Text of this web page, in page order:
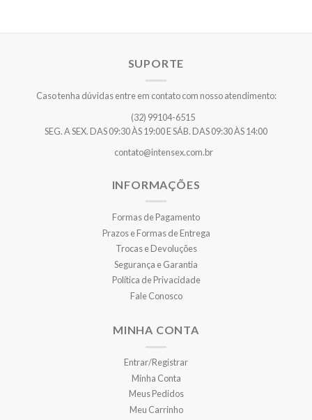
SUPORTE
Caso tenha dúvidas entre em contato com nosso atendimento:
(32) 99104-6515
SEG. A SEX. DAS 09:30 ÀS 19:00 E SÁB. DAS 09:30 ÀS 14:00
contato@intensex.com.br
INFORMAÇÕES
Formas de Pagamento
Prazos e Formas de Entrega
Trocas e Devoluções
Segurança e Garantia
Política de Privacidade
Fale Conosco
MINHA CONTA
Entrar/Registrar
Minha Conta
Meus Pedidos
Meu Carrinho